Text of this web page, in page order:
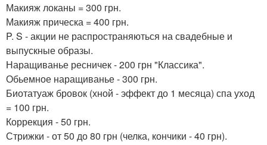
Макияж локаны = 300 грн.
Макияж прическа = 400 грн.
P. S - акции не распространяються на свадебные и
выпускные образы.
Наращиванье ресничек - 200 грн "Классика".
Обьемное наращиванье - 300 грн.
Биотатуаж бровок (хной - эффект до 1 месяца) спа уход
= 100 грн.
Коррекция - 50 грн.
Стрижки - от 50 до 80 грн (челка, кончики - 40 грн).